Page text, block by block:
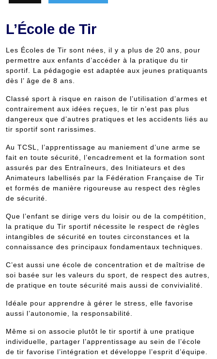
L’École de Tir
Les Écoles de Tir sont nées, il y a plus de 20 ans, pour
permettre aux enfants d’accéder à la pratique du tir
sportif. La pédagogie est adaptée aux jeunes pratiquants
dès l’ âge de 8 ans.
Classé sport à risque en raison de l’utilisation d’armes et
contrairement aux idées reçues, le tir n’est pas plus
dangereux que d’autres pratiques et les accidents liés au
tir sportif sont rarissimes.
Au TCSL, l’apprentissage au maniement d’une arme se
fait en toute sécurité, l’encadrement et la formation sont
assurés par des Entraîneurs, des Initiateurs et des
Animateurs labellisés par la Fédération Française de Tir
et formés de manière rigoureuse au respect des règles
de sécurité.
Que l’enfant se dirige vers du loisir ou de la compétition,
la pratique du Tir sportif nécessite le respect de règles
intangibles de sécurité en toutes circonstances et la
connaissance des principaux fondamentaux techniques.
C’est aussi une école de concentration et de maîtrise de
soi basée sur les valeurs du sport, de respect des autres,
de pratique en toute sécurité mais aussi de convivialité.
Idéale pour apprendre à gérer le stress, elle favorise
aussi l’autonomie, la responsabilité.
Même si on associe plutôt le tir sportif à une pratique
individuelle, partager l’apprentissage au sein de l’école
de tir favorise l’intégration et développe l’esprit d’équipe.